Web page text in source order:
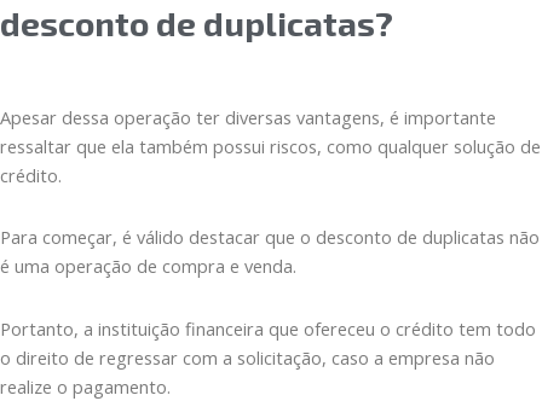
desconto de duplicatas?
Apesar dessa operação ter diversas vantagens, é importante
ressaltar que ela também possui riscos, como qualquer solução de
crédito.
Para começar, é válido destacar que o desconto de duplicatas não
é uma operação de compra e venda.
Portanto, a instituição financeira que ofereceu o crédito tem todo
o direito de regressar com a solicitação, caso a empresa não
realize o pagamento.